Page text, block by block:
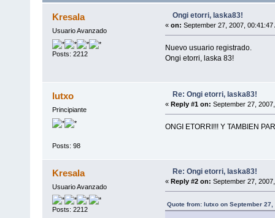
Kresala
Usuario Avanzado
Posts: 2212
Ongi etorri, laska83!
« on: September 27, 2007, 00:41:47
Nuevo usuario registrado.
Ongi etorri, laska 83!
lutxo
Principiante
Posts: 98
Re: Ongi etorri, laska83!
« Reply #1 on: September 27,
ONGI ETORRI!!! Y TAMBIEN
Kresala
Usuario Avanzado
Posts: 2212
Re: Ongi etorri, laska83!
« Reply #2 on: September 27,
Quote from: lutxo on September 27,